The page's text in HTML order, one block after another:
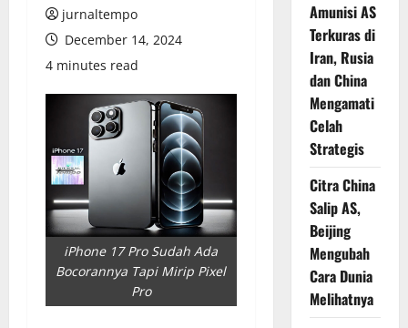
jurnaltempo
December 14, 2024
4 minutes read
iPhone 17 Pro Sudah Ada
Bocorannya Tapi Mirip Pixel
Pro
Amunisi AS
Terkuras di
Iran, Rusia
dan China
Mengamati
Celah
Strategis
Citra China
Salip AS,
Beijing
Mengubah
Cara Dunia
Melihatnya